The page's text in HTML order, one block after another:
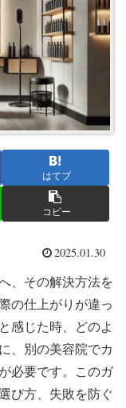
はてブ
コピー
2025.01.30
、その解決方法を
の仕上がりが違っ
感じた時、どのよ
、別の美容院でカ
必要です。このガ
び方、失敗を防ぐ